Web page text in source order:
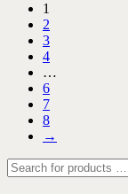
1
2
3
4
…
6
7
8
→